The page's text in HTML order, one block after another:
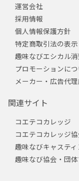
運営会社
採用情報
個人情報保護方針
特定商取引法の表示
趣味なびエシカル
プロモーションに
メーカー・広告代
関連サイト
コエテコカレッジ
コエテコカレッジ
趣味なびキャステ
趣味なび協会・団